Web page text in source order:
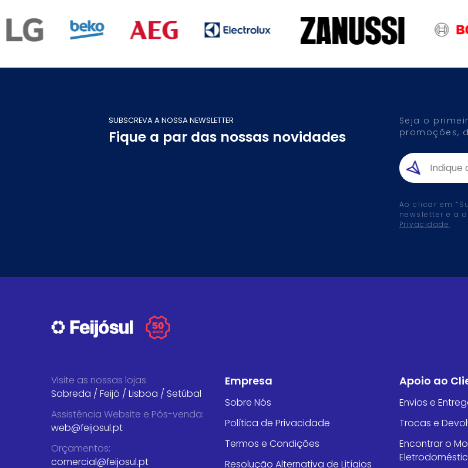
SUBSCREVA A NOSSA NEWSLETTER
Fique a par das nossas novidades
Seja o
promoções,
Ao clicar em
newsletter e a
Privacidade.
Visite as nossas lojas
Sobreda / Feijó / Lisboa / Setúbal
Assistência Website e Pós-venda:
web@feijosul.pt
Orçamentos:
comercial@feijosul.pt
Empresa
Sobre Nós
Política de Privacidade
Termos e Condições
Resolução Alternativa de Litígios
Apoio ao
Envios e
Trocas e
Encontrar o